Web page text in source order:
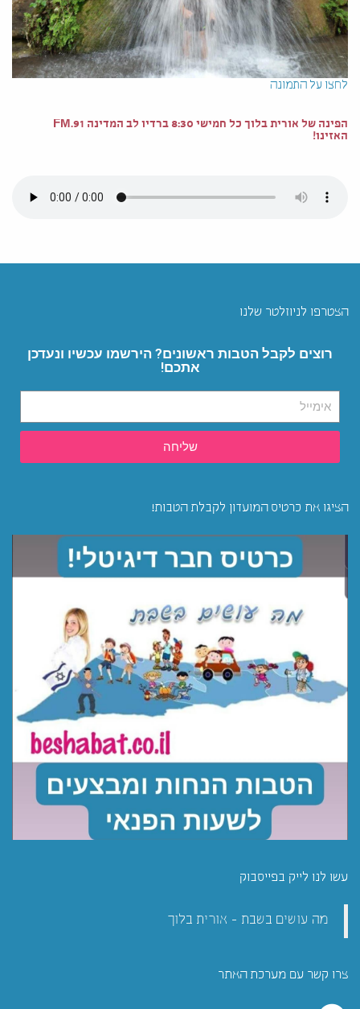
לחצו על התמונה
הפינה של אורית בלוך כל חמישי 8:30 ברדיו לב המדינה 91.FM
האזינו!
הצטרפו לניוזלטר שלנו
רוצים לקבל הטבות ראשונים? הירשמו עכשיו ונעדכן
אתכם!
שליחה
הציגו את כרטיס המועדון לקבלת הטבות!
עשו לנו לייק בפייסבוק
מה עושים בשבת - אורית בלוך
צרו קשר עם מערכת האתר